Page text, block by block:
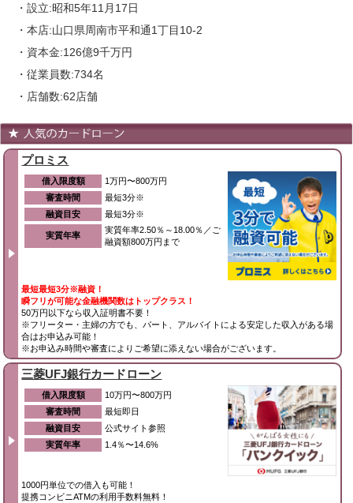
・設立:昭和5年11月17日
・本店:山口県周南市平和通1丁目10-2
・資本金:126億9千万円
・従業員数:734名
・店舗数:62店舗
プロミス
借入限度額
1万円〜800万円
審査時間
最短3分※
融資目安
最短3分※
実質年率
実質年率2.50％～18.00％／ご
融資額800万円まで
最短最短3分※融資！
瞬フリが可能な金融機関数はトップクラス！
50万円以下なら収入証明書不要！
※フリーター・主婦の方でも、パート、アルバイトによる安定した収入がある場
合はお申込み可能！
※お申込み時間や審査によりご希望に添えない場合がございます。
三菱UFJ銀行カードローン
借入限度額
10万円〜800万円
審査時間
最短即日
融資目安
公式サイト参照
実質年率
1.4％〜14.6%
1000円単位での借入も可能！
提携コンビニATMの利用手数料無料！